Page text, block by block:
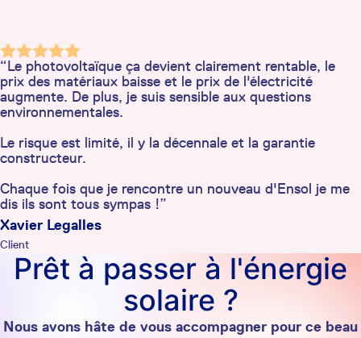
“Le photovoltaïque ça devient clairement rentable, le
prix des matériaux baisse et le prix de l'électricité
augmente. De plus, je suis sensible aux questions
environnementales.
Le risque est limité, il y la décennale et la garantie
constructeur.
Chaque fois que je rencontre un nouveau d'Ensol je me
dis ils sont tous sympas !”
Xavier Legalles
Client
Prêt à passer à l'énergie
solaire ?
Nous avons hâte de vous accompagner pour ce beau